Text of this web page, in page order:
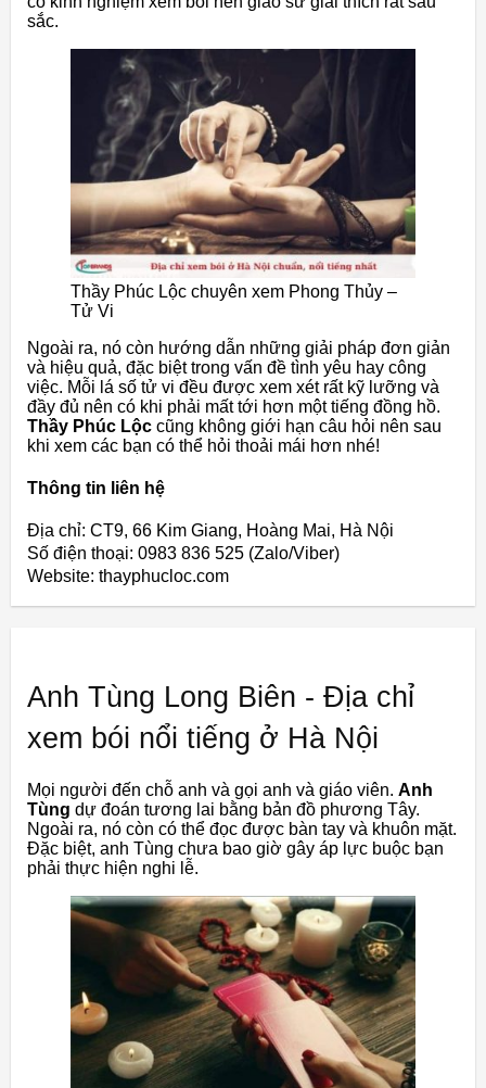
sắc.
Thầy Phúc Lộc chuyên xem Phong Thủy –
Tử Vi
Ngoài ra, nó còn hướng dẫn những giải pháp đơn giản
và hiệu quả, đặc biệt trong vấn đề tình yêu hay công
việc. Mỗi lá số tử vi đều được xem xét rất kỹ lưỡng và
đầy đủ nên có khi phải mất tới hơn một tiếng đồng hồ.
Thầy Phúc Lộc cũng không giới hạn câu hỏi nên sau
khi xem các bạn có thể hỏi thoải mái hơn nhé!
Thông tin liên hệ
Địa chỉ: CT9, 66 Kim Giang, Hoàng Mai, Hà Nội
Số điện thoại: 0983 836 525 (Zalo/Viber)
Website: thayphucloc.com
Anh Tùng Long Biên - Địa chỉ
xem bói nổi tiếng ở Hà Nội
Mọi người đến chỗ anh và gọi anh và giáo viên. Anh
Tùng dự đoán tương lai bằng bản đồ phương Tây.
Ngoài ra, nó còn có thể đọc được bàn tay và khuôn mặt.
Đặc biệt, anh Tùng chưa bao giờ gây áp lực buộc bạn
phải thực hiện nghi lễ.